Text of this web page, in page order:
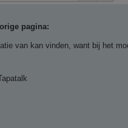
pagina:
van kan vinden, want bij het